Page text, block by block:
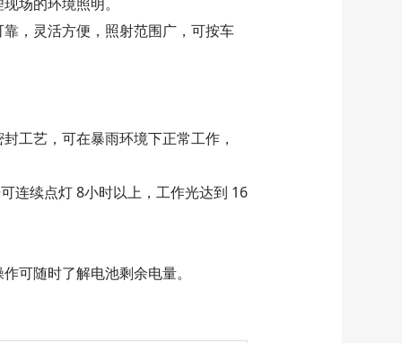
，灵活方便，照射范围广，可按车
工艺，可在暴雨环境下正常工作，
连续点灯 8小时以上，工作光达到 16
可随时了解电池剩余电量。